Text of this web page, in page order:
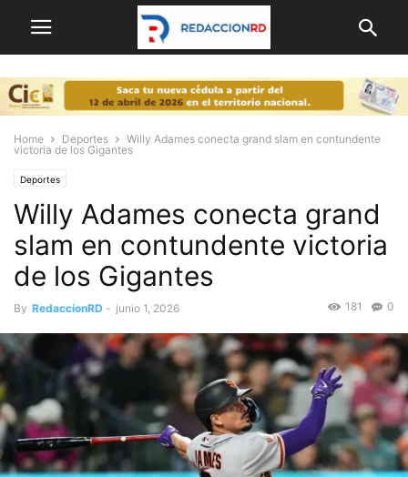
Home Deportes
Willy Adames conecta grand slam en contundente
victoria de los Gigantes
Deportes
Willy Adames conecta grand
slam en contundente victoria
de los Gigantes
By RedaccionRD - junio 1, 2026 0
181